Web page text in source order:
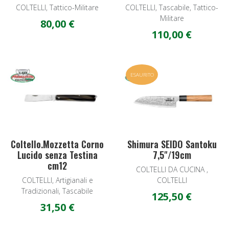
COLTELLI, Tattico-Militare
80,00 €
COLTELLI, Tascabile, Tattico-
Militare
110,00 €
Add to Wishlist
Coltello.Mozzetta Corno
Lucido senza Testina
cm12
COLTELLI, Artigianali e
Tradizionali, Tascabile
31,50 €
ESAURITO
Shimura SEIDO Santoku
7,5"/19cm
COLTELLI DA CUCINA ,
COLTELLI
125,50 €